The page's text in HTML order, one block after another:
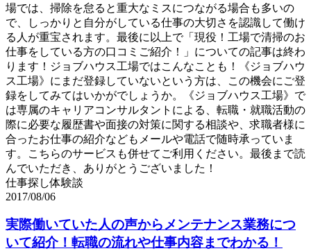
場では、掃除を怠ると重大なミスにつながる場合も多いの
で、しっかりと自分がしている仕事の大切さを認識して働け
る人が重宝されます。最後に以上で「現役！工場で清掃のお
仕事をしている方の口コミご紹介！」についての記事は終わ
ります！ジョブハウス工場ではこんなことも！《ジョブハウ
ス工場》にまだ登録していないという方は、この機会にご登
録をしてみてはいかがでしょうか。《ジョブハウス工場》で
は専属のキャリアコンサルタントによる、転職・就職活動の
際に必要な履歴書や面接の対策に関する相談や、求職者様に
合ったお仕事の紹介などもメールや電話で随時承っていま
す。こちらのサービスも併せてご利用ください。最後まで読
んでいただき、ありがとうございました！
仕事探し体験談
2017/08/06
実際働いていた人の声からメンテナンス業務につ
いて紹介！転職の流れや仕事内容までわかる！